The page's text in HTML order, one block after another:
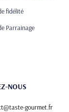
fidélité
Parrainage
NOUS
gourmet.fr